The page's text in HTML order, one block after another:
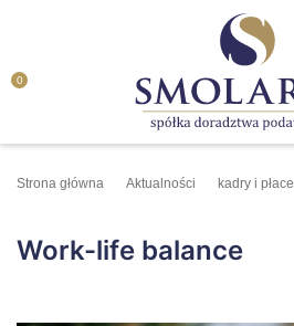
0
Strona główna Aktualności kadry i płace
Work-life balance